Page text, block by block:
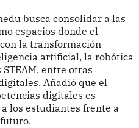
busca consolidar a las
espacios donde el
la transformación
artificial, la robótica
entre otras
Añadió que el
digitales es
los estudiantes frente a